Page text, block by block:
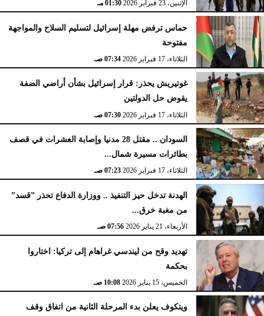
الإثنين، 23 فبراير 2026 01:30 مـ
حماس ترفض مهلة إسرائيل لتسليم السلاح والمواجهة
مفتوحة
الثلاثاء، 17 فبراير 2026 07:34 صـ
غوتيريش يحذر: قرار إسرائيل بشأن أراضي الضفة
يقوض حل الدولتين
الثلاثاء، 17 فبراير 2026 07:30 صـ
السودان .. مقتل 28 مدنيا وإصابة العشرات في قصف
بطائرات مسيرة شمال...
الثلاثاء، 17 فبراير 2026 07:23 صـ
الهدنة تدخل حيز التنفيذ .. ووزارة الدفاع تحذر ”قسد”
من مغبة خرق...
الأربعاء، 21 يناير 2026 07:56 صـ
تهديد وقح من ليندسي غراهام إلى تركيا: اختاروا
بحكمة
الخميس، 15 يناير 2026 10:08 صـ
ويتكوف يعلن بدء المرحلة الثانية من اتفاق وقف